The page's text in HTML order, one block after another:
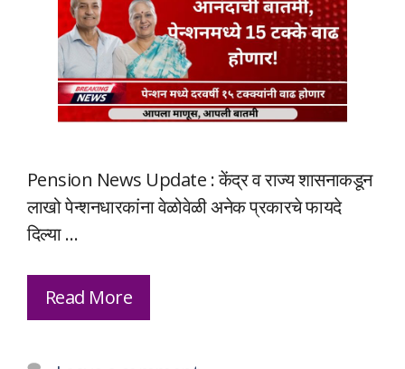
Pension News Update : केंद्र व राज्य शासनाकडून
लाखो पेन्शनधारकांना वेळोवेळी अनेक प्रकारचे फायदे
दिल्या …
Read More